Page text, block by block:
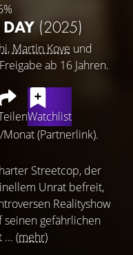
(2025)
, Martin Kove und
ab 16 Jahren.
Watchlist
(Partnerlink).
Streetcop, der
Unrat befreit,
Realityshow
seinen gefährlichen
... (mehr)